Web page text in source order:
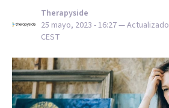
Therapyside
25 mayo, 2023 - 16:27— Actualizado
CEST